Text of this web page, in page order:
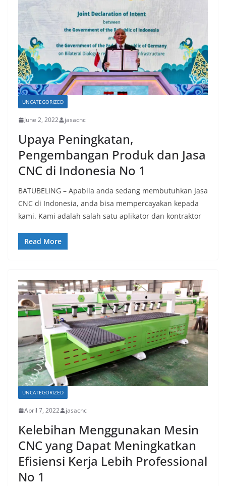
UNCATEGORIZED
June 2, 2022 jasacnc
Upaya Peningkatan,
Pengembangan Produk dan Jasa
CNC di Indonesia No 1
BATUBELING – Apabila anda sedang membutuhkan Jasa
CNC di Indonesia, anda bisa mempercayakan kepada
kami. Kami adalah salah satu aplikator dan kontraktor
Read More
UNCATEGORIZED
April 7, 2022 jasacnc
Kelebihan Menggunakan Mesin
CNC yang Dapat Meningkatkan
Efisiensi Kerja Lebih Professional
No 1